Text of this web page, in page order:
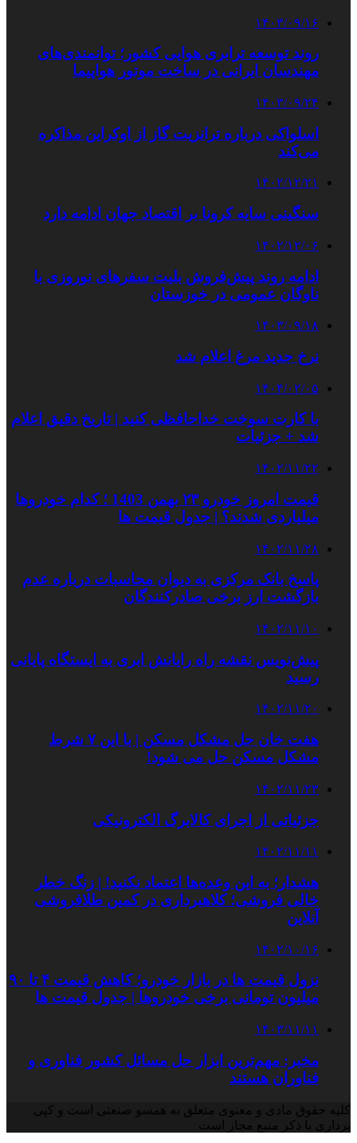
۱۴۰۳/۰۹/۱۶
روند توسعه ترابری هوایی کشور؛ توانمندی‌های
مهندسان ایرانی در ساخت موتور هواپیما
۱۴۰۳/۰۹/۲۴
اسلواکی درباره ترانزیت گاز از اوکراین مذاکره
می‌کند
۱۴۰۲/۱۲/۲۱
سنگینی سایه کرونا بر اقتصاد جهان ادامه دارد
۱۴۰۲/۱۲/۰۶
ادامه روند پیش‌فروش بلیت سفرهای نوروزی با
ناوگان عمومی در خوزستان
۱۴۰۳/۰۹/۱۸
نرخ جدید مرغ اعلام شد
۱۴۰۴/۰۲/۰۵
با کارت سوخت خداحافظی کنید | تاریخ دقیق اعلام
شد + جزئیات
۱۴۰۲/۱۱/۲۲
قیمت امروز خودرو ۲۳ بهمن 1403 ؛ کدام خودروها
میلیاردی شدند؟ | جدول قیمت ها
۱۴۰۲/۱۱/۲۸
پاسخ بانک مرکزی به دیوان محاسبات درباره عدم
بازگشت ارز برخی صادرکنندگان
۱۴۰۲/۱۱/۱۰
پیش‌نویس نقشه راه رایانش ابری به ایستگاه پایانی
رسید
۱۴۰۲/۱۱/۲۰
هفت‌ خان حل مشکل مسکن | با این ۷ شرط
مشکل مسکن حل می شود!
۱۴۰۲/۱۱/۲۳
جزئیاتی از اجرای کالابرگ الکترونیکی
۱۴۰۲/۱۱/۱۱
هشدار؛ به این وعده‌ها اعتماد نکنید! | زنگ خطر
خالی فروشی؛ کلاهبرداری در کمین طلافروشی
آنلاین
۱۴۰۲/۱۰/۱۶
نزول قیمت ها در بازار خودرو؛ کاهش قیمت ۴ تا ۹۰
میلیون تومانی برخی خودروها | جدول قیمت ها
۱۴۰۳/۱۱/۱۱
مخبر: مهم‌ترین ابزار حل مسائل کشور فناوری و
فناوران هستند
کلیه حقوق مادی و معنوی متعلق به همسو صنعتی است و کپی
برداری با ذکر منبع مجاز است